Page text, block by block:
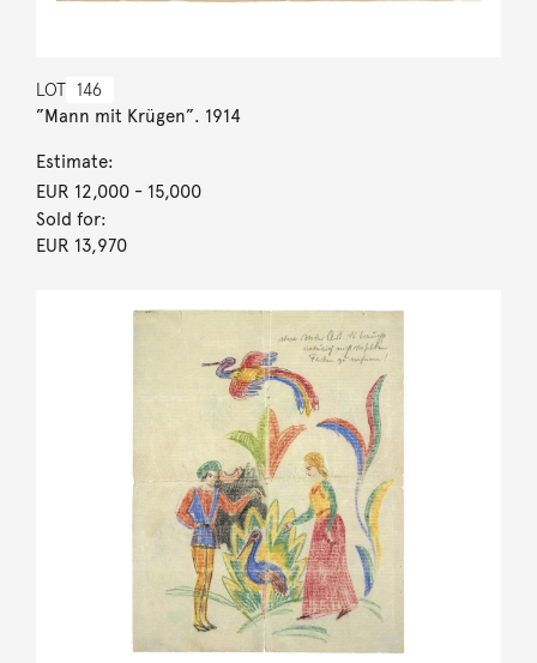
LOT 146
”Mann mit Krügen”. 1914
Estimate:
EUR 12,000- 15,000
Sold for:
EUR 13,970